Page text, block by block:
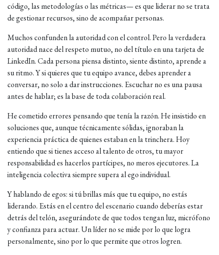
código, las metodologías o las métricas— es que liderar no se trata
de gestionar recursos, sino de acompañar personas.
Muchos confunden la autoridad con el control. Pero la verdadera
autoridad nace del respeto mutuo, no del título en una tarjeta de
LinkedIn. Cada persona piensa distinto, siente distinto, aprende a
su ritmo. Y si quieres que tu equipo avance, debes aprender a
conversar, no solo a dar instrucciones. Escuchar no es una pausa
antes de hablar; es la base de toda colaboración real.
He cometido errores pensando que tenía la razón. He insistido en
soluciones que, aunque técnicamente sólidas, ignoraban la
experiencia práctica de quienes estaban en la trinchera. Hoy
entiendo que si tienes acceso al talento de otros, tu mayor
responsabilidad es hacerlos partícipes, no meros ejecutores. La
inteligencia colectiva siempre supera al ego individual.
Y hablando de egos: si tú brillas más que tu equipo, no estás
liderando. Estás en el centro del escenario cuando deberías estar
detrás del telón, asegurándote de que todos tengan luz, micrófono
y confianza para actuar. Un líder no se mide por lo que logra
personalmente, sino por lo que permite que otros logren.